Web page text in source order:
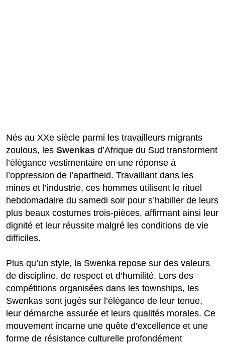
Nés au XXe siècle parmi les travailleurs migrants
zoulous, les Swenkas d’Afrique du Sud transforment
l’élégance vestimentaire en une réponse à
l’oppression de l’apartheid. Travaillant dans les
mines et l’industrie, ces hommes utilisent le rituel
hebdomadaire du samedi soir pour s’habiller de leurs
plus beaux costumes trois-pièces, affirmant ainsi leur
dignité et leur réussite malgré les conditions de vie
difficiles.
Plus qu’un style, la Swenka repose sur des valeurs
de discipline, de respect et d’humilité. Lors des
compétitions organisées dans les townships, les
Swenkas sont jugés sur l’élégance de leur tenue,
leur démarche assurée et leurs qualités morales. Ce
mouvement incarne une quête d’excellence et une
forme de résistance culturelle profondément